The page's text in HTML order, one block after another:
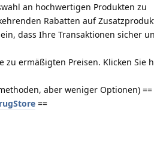
an hochwertigen Produkten zu
Rabatten auf
dass Ihre Transaktionen sicher
zu ermäßigten Preisen. Klicken Sie
aber weniger Optionen) ==
==